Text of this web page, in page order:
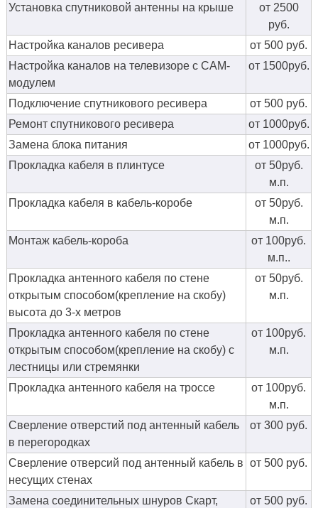
Установка спутниковой антенны на крыше
от 2500
руб.
Настройка каналов ресивера
от 500 руб.
Настройка каналов на телевизоре с CAM-
модулем
от 1500руб.
Подключение спутникового ресивера
от 500 руб.
Ремонт спутникового ресивера
от 1000руб.
Замена блока питания
от 1000руб.
Прокладка кабеля в плинтусе
от 50руб.
м.п.
Прокладка кабеля в кабель-коробе
от 50руб.
м.п.
Монтаж кабель-короба
от 100руб.
м.п..
Прокладка антенного кабеля по стене
открытым способом(крепление на скобу)
высота до 3-х метров
от 50руб.
м.п.
Прокладка антенного кабеля по стене
открытым способом(крепление на скобу) с
лестницы или стремянки
от 100руб.
м.п.
Прокладка антенного кабеля на троссе
от 100руб.
м.п.
Сверление отверстий под антенный кабель
в перегородках
от 300 руб.
Сверление отверсий под антенный кабель в
несущих стенах
от 500 руб.
Замена соединительных шнуров Скарт,
от 500 руб.